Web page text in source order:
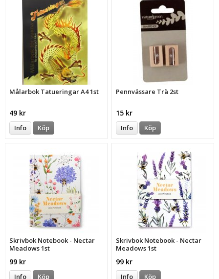
Målarbok Tatueringar A4 1st
49 kr
Info Köp
Pennvässare Trä 2st
15 kr
Info Köp
Skrivbok Notebook - Nectar
Meadows 1st
99 kr
Info Köp
Skrivbok Notebook - Nectar
Meadows 1st
99 kr
Info Köp